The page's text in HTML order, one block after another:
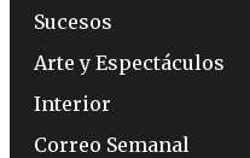
Sucesos
Arte y Espectáculos
Interior
Correo Semanal